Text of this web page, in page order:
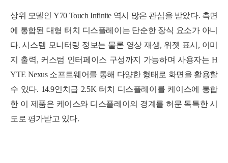
상위 모델인 Y70 Touch Infinite 역시 많은 관심을 받았다. 측면
에 통합된 대형 터치 디스플레이는 단순한 장식 요소가 아니
다. 시스템 모니터링 정보는 물론 영상 재생, 위젯 표시, 이미
지 출력, 커스텀 인터페이스 구성까지 가능하며 사용자는 H
YTE Nexus 소프트웨어를 통해 다양한 형태로 화면을 활용할
수 있다. 14.9인치급 2.5K 터치 디스플레이를 케이스에 통합
한 이 제품은 케이스와 디스플레이의 경계를 허문 독특한 시
도로 평가받고 있다.